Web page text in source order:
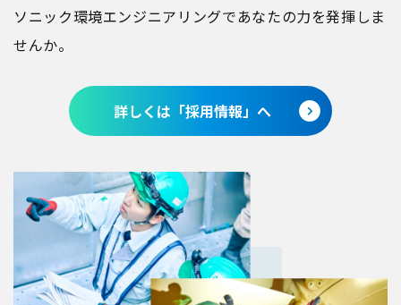
ソニック環境エンジニアリングであなたの力を発揮しま
せんか。
詳しくは「採用情報」へ